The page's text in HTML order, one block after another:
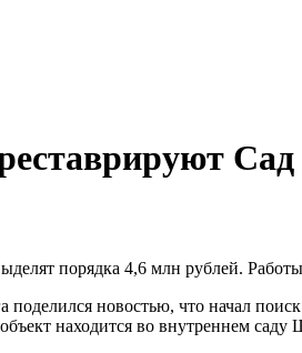
порядка 4,6 млн рублей.
новостью, что начал
находится во внутреннем